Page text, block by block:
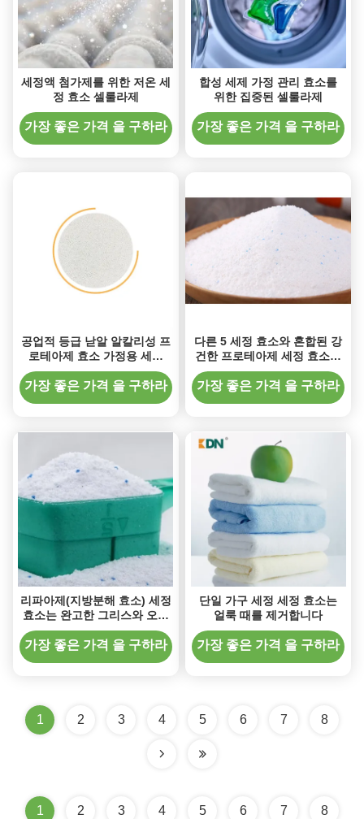
세정액 첨가제를 위한 저온 세
정 효소 셀룰라제
가장 좋은 가격 을 구하라
합성 세제 가정 관리 효소를
위한 집중된 셀룰라제
가장 좋은 가격 을 구하라
공업적 등급 낟알 알칼리성 프
로테아제 효소 가정용 세제
240000 U/G
가장 좋은 가격 을 구하라
다른 5 세정 효소와 혼합된 강
건한 프로테아제 세정 효소는
세척용 능률을 업그레이드합
니다
가장 좋은 가격 을 구하라
리파아제(지방분해 효소) 세정
효소는 완고한 그리스와 오일
얼룩을 제거합니다
가장 좋은 가격 을 구하라
단일 가구 세정 세정 효소는
얼룩 때를 제거합니다
가장 좋은 가격 을 구하라
1 2 3 4 5 6 7 8
1 2 3 4 5 6 7 8